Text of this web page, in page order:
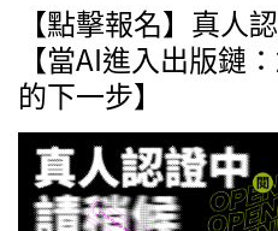
【點擊報名】真人
【當AI進入出版鏈
的下一步】